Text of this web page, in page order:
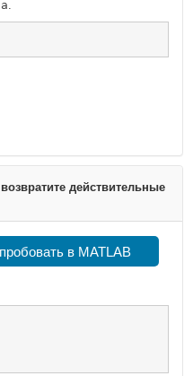
a.
действительные
в MATLAB